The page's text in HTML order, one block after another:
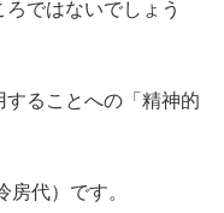
ではないでしょう
ることへの「精神的
房代）です。